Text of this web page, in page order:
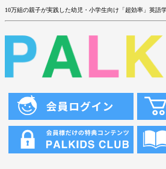
10万組の親子が実践した幼児・小学生向け「超効率」英語